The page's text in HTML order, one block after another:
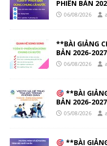
PHIÊN BẢN
06/08/2026
**BÀI GIẢNG
BẢN 2026-
06/08/2026
**BÀI
BẢN 2026-
05/08/2026
**BÀI